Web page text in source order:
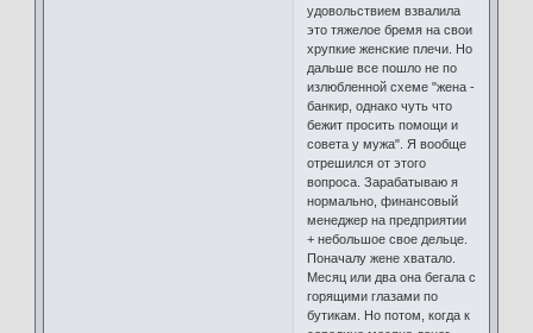
удовольствием взвалила
это тяжелое бремя на свои
хрупкие женские плечи. Но
дальше все пошло не по
излюбленной схеме "жена -
банкир, однако чуть что
бежит просить помощи и
совета у мужа". Я вообще
отрешился от этого
вопроса. Зарабатываю я
нормально, финансовый
менеджер на предприятии
+ небольшое свое дельце.
Поначалу жене хватало.
Месяц или два она бегала с
горящими глазами по
бутикам. Но потом, когда к